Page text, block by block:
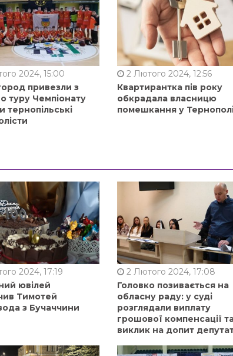
2024, 15:00
привезли з
туру Чемпіонату
тернопільські
2 Лютого 2024, 12:56
Квартирантка пів року
обкрадала власницю
помешкання у
2024, 17:19
ювілей
Тимотей
з Бучаччини
2 Лютого 2024, 17:08
Головко позивається на
обласну раду: у суді
розглядали виплату
грошової компенсації
виклик на допит